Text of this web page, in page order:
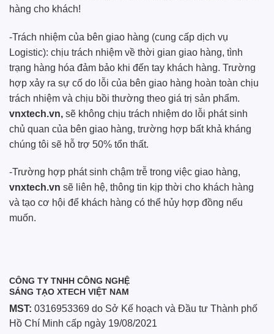
hàng cho khách!
-Trách nhiệm của bên giao hàng (cung cấp dịch vụ
Logistic): chịu trách nhiệm về thời gian giao hàng, tình
trạng hàng hóa đảm bảo khi đến tay khách hàng. Trường
hợp xảy ra sự cố do lỗi của bên giao hàng hoàn toàn chịu
trách nhiệm và chịu bồi thường theo giá trị sản phẩm.
vnxtech.vn, sẽ không chịu trách nhiệm do lỗi phát sinh
chủ quan của bên giao hàng, trường hợp bất khả kháng
chúng tôi sẽ hỗ trợ 50% tổn thất.
-Trường hợp phát sinh chậm trễ trong việc giao hàng,
vnxtech.vn sẽ liên hệ, thông tin kịp thời cho khách hàng
và tạo cơ hội để khách hàng có thể hủy hợp đồng nếu
muốn.
CÔNG TY TNHH CÔNG NGHỆ
SÁNG TẠO XTECH VIỆT NAM
MST: 0316953369 do Sở Kế hoạch và Đầu tư Thành phố
Hồ Chí Minh cấp ngày 19/08/2021